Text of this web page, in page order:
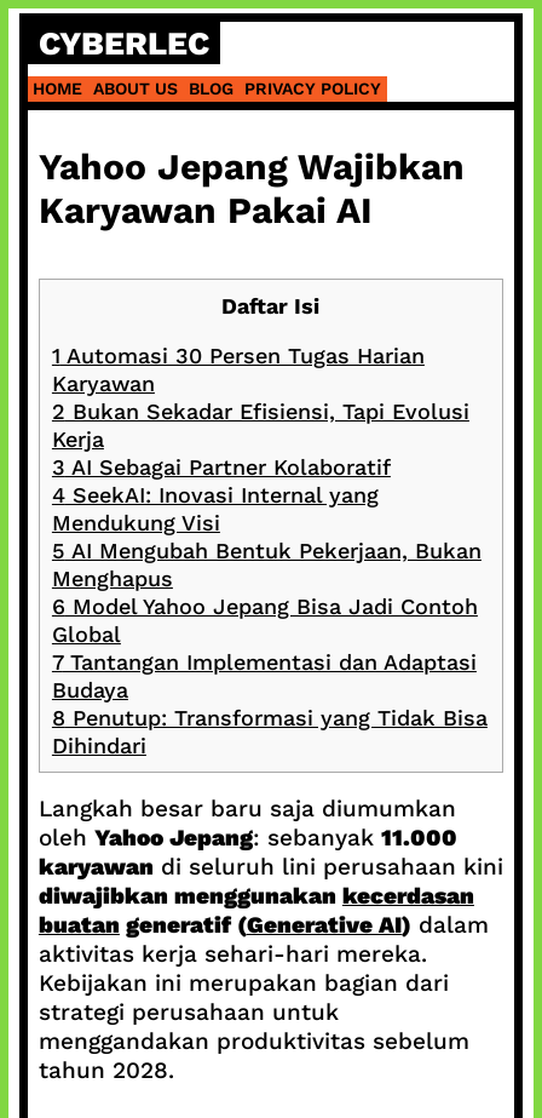
Skip
content
CYBERLEC
HOME ABOUT US BLOG PRIVACY POLICY
Yahoo Jepang Wajibkan
Karyawan Pakai AI
Daftar Isi
1 Automasi 30 Persen Tugas Harian
Karyawan
2 Bukan Sekadar Efisiensi, Tapi Evolusi
Kerja
3 AI Sebagai Partner Kolaboratif
4SeekAI: Inovasi Internal yang
Mendukung Visi
5 AI Mengubah Bentuk Pekerjaan, Bukan
Menghapus
6 Model Yahoo Jepang Bisa Jadi Contoh
Global
7Tantangan Implementasi dan Adaptasi
Budaya
8 Penutup: Transformasi yang Tidak Bisa
Dihindari
Langkah besar baru saja diumumkan
oleh Yahoo Jepang: sebanyak 11.000
karyawan di seluruh lini perusahaan kini
diwajibkan menggunakan kecerdasan
buatan generatif (Generative AI) dalam
aktivitas kerja sehari-hari mereka.
Kebijakan ini merupakan bagian dari
strategi perusahaan untuk
menggandakan produktivitas sebelum
tahun 2028.